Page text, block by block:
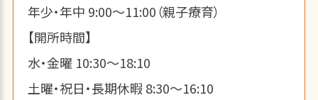
年少・年中 9:00～11:00（親子療育）
【開所時間】
水・金曜 10:30～18:10
土曜・祝日・長期休暇 8:30～16:10